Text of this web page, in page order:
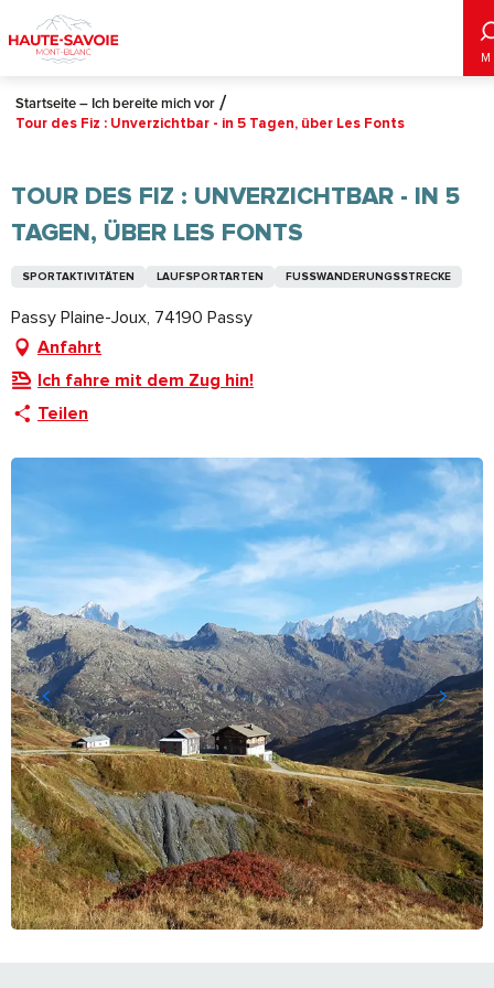
au
contenu
principal
Startseite – Ich bereite mich vor
Tour des Fiz : Unverzichtbar - in 5 Tagen, über Les Fonts
TOUR DES FIZ : UNVERZICHTBAR - IN 5
TAGEN, ÜBER LES FONTS
SPORTAKTIVITÄTEN LAUFSPORTARTEN FUSSWANDERUNGSSTRECKE
Passy Plaine-Joux, 74190 Passy
Anfahrt
Ich fahre mit dem Zug hin!
Teilen